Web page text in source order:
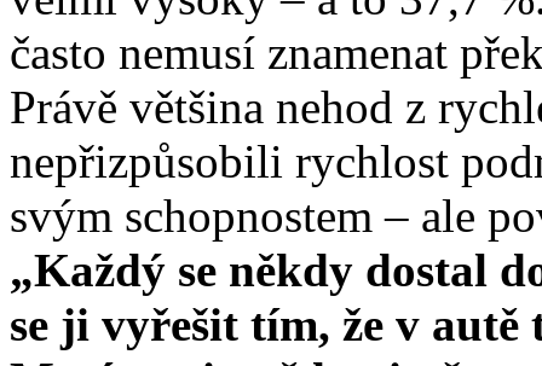
často nemusí znamenat
Právě většina nehod z
nepřizpůsobili rychlost
svým schopnostem – ale
„Každý se někdy dostal
se ji vyřešit tím, že v